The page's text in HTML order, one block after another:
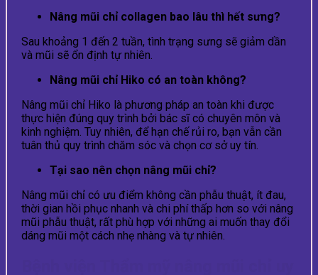
Nâng mũi chỉ collagen bao lâu thì hết sưng?
Sau khoảng 1 đến 2 tuần, tình trạng sưng sẽ giảm dần
và mũi sẽ ổn định tự nhiên.
Nâng mũi chỉ Hiko có an toàn không?
Nâng mũi chỉ Hiko là phương pháp an toàn khi được
thực hiện đúng quy trình bởi bác sĩ có chuyên môn và
kinh nghiệm. Tuy nhiên, để hạn chế rủi ro, bạn vẫn cần
tuân thủ quy trình chăm sóc và chọn cơ sở uy tín.
Tại sao nên chọn nâng mũi chỉ?
Nâng mũi chỉ có ưu điểm không cần phẫu thuật, ít đau,
thời gian hồi phục nhanh và chi phí thấp hơn so với nâng
mũi phẫu thuật, rất phù hợp với những ai muốn thay đổi
dáng mũi một cách nhẹ nhàng và tự nhiên.